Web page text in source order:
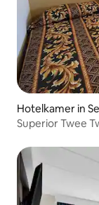
Hotelkamer in
Superior Twee